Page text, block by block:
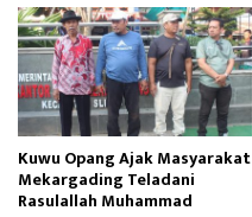
Kuwu Opang Ajak Masyarakat
Mekargading Teladani
Rasulallah Muhammad